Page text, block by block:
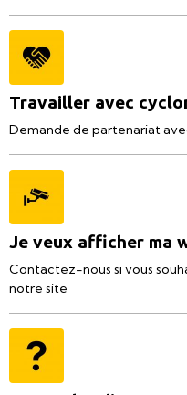
Travailler avec
Demande de partenariat
Je veux afficher ma
Contactez-nous si vous
notre site